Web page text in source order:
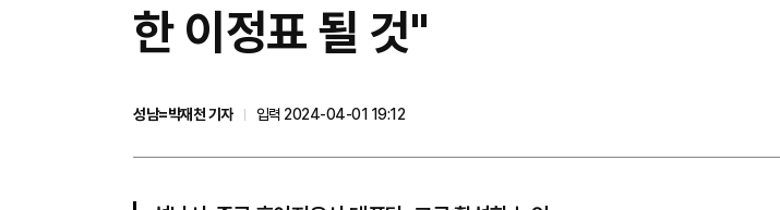
한 이정표 될 것"
성남=박재천 기자
입력 2024-04-01 19:12